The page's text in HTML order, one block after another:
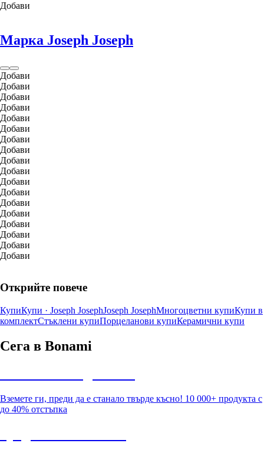
Добави
Марка Joseph Joseph
Добави
Добави
Добави
Добави
Добави
Добави
Добави
Добави
Добави
Добави
Добави
Добави
Добави
Добави
Добави
Добави
Добави
Добави
Открийте повече
КупиКупи · Joseph JosephJoseph JosephМногоцветни купиКупи в
комплектСтъклени купиПорцеланови купиКерамични купи
Сега в Bonami
Вземете ги, преди да е станало твърде късно! 10 000+ продукта с
до 40% отстъпка